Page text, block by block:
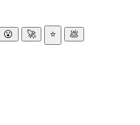
😮 🚀 ⭐ 💩